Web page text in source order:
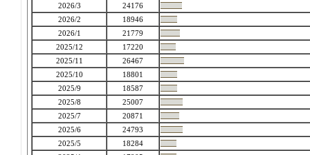
2026/3
24176
2026/2
18946
2026/1
21779
2025/12
17220
2025/11
26467
2025/10
18801
2025/9
18587
2025/8
25007
2025/7
20871
2025/6
24793
2025/5
18284